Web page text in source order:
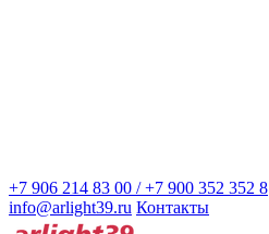
+7 906 214 83 00 / +7 900 352 352 8
info@arlight39.ru Контакты